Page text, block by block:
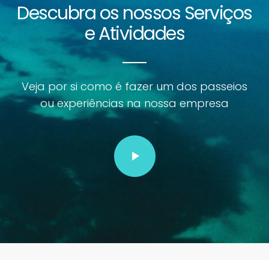
Descubra os nossos Serviços
e Atividades
Veja por si como é fazer um dos passeios
ou experiências na nossa empresa